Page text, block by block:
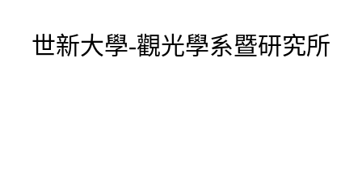
世新大學-觀光學系暨研究所